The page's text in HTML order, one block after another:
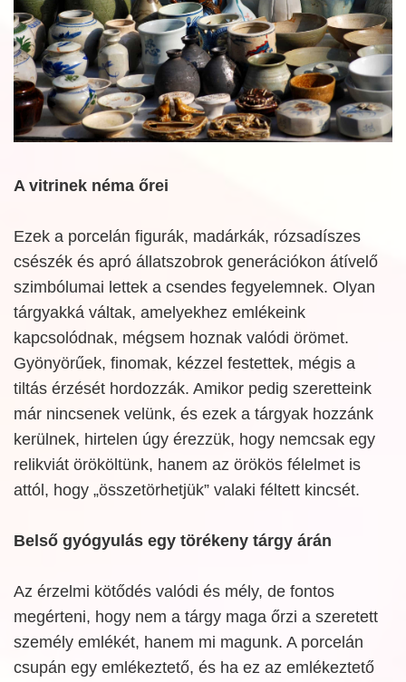
A vitrinek néma őrei
Ezek a porcelán figurák, madárkák, rózsadíszes
csészék és apró állatszobrok generációkon átívelő
szimbólumai lettek a csendes fegyelemnek. Olyan
tárgyakká váltak, amelyekhez emlékeink
kapcsolódnak, mégsem hoznak valódi örömet.
Gyönyörűek, finomak, kézzel festettek, mégis a
tiltás érzését hordozzák. Amikor pedig szeretteink
már nincsenek velünk, és ezek a tárgyak hozzánk
kerülnek, hirtelen úgy érezzük, hogy nemcsak egy
relikviát örököltünk, hanem az örökös félelmet is
attól, hogy „összetörhetjük” valaki féltett kincsét.
Belső gyógyulás egy törékeny tárgy árán
Az érzelmi kötődés valódi és mély, de fontos
megérteni, hogy nem a tárgy maga őrzi a szeretett
személy emlékét, hanem mi magunk. A porcelán
csupán egy emlékeztető, és ha ez az emlékeztető